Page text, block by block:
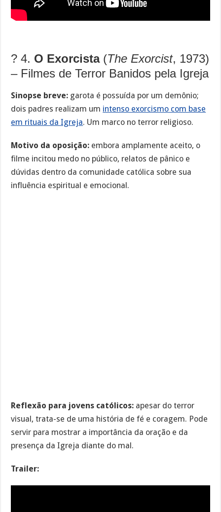
?️ 4. O Exorcista(The Exorcist, 1973)
– Filmes de Terror Banidos pela Igreja
Sinopse breve: garota é possuída por um demônio;
dois padres realizam um intenso exorcismo com base
em rituais da Igreja. Um marco no terror religioso.
Motivo da oposição: embora amplamente aceito, o
filme incitou medo no público, relatos de pânico e
dúvidas dentro da comunidade católica sobre sua
influência espiritual e emocional.
Reflexão para jovens católicos: apesar do terror
visual, trata-se de uma história de fé e coragem. Pode
servir para mostrar a importância da oração e da
presença da Igreja diante do mal.
Trailer: